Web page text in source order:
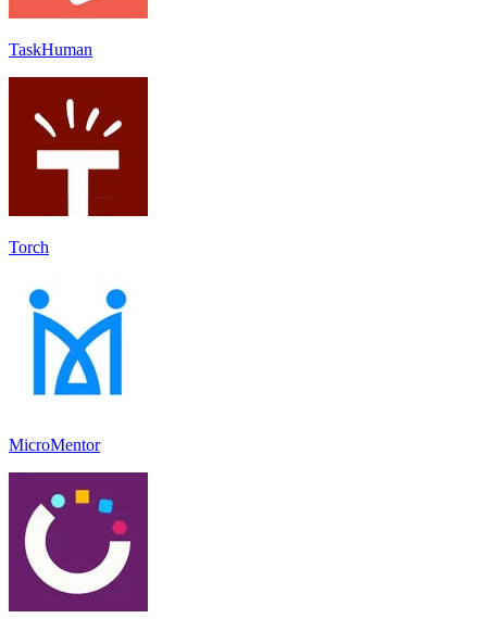
TaskHuman
Torch
MicroMentor